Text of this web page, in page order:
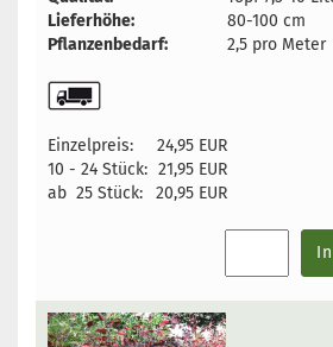
Lieferhöhe:
80-100 cm
Pflanzenbedarf:
2,5 pro Meter
Einzelpreis:
24,95 EUR
10 - 24 Stück: 21,95 EUR
ab 25 Stück:
20,95 EUR